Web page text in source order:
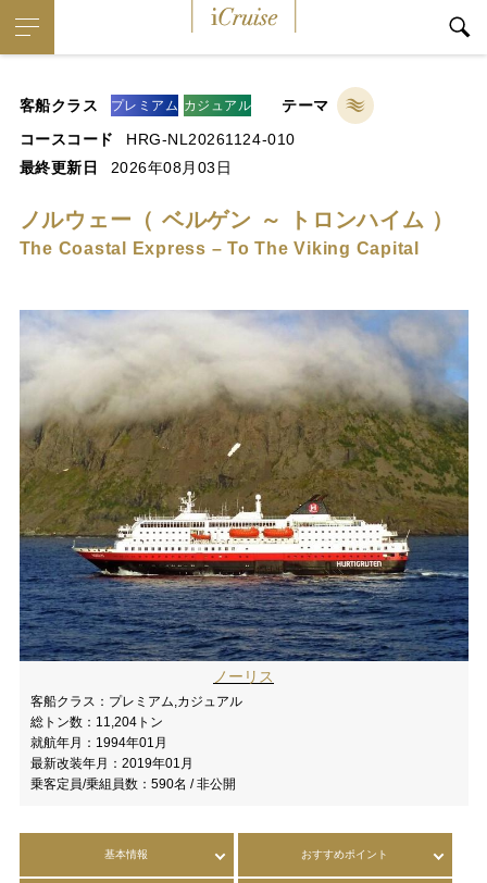
客船クラス プレミアム カジュアル
テーマ
コースコード
HRG-NL20261124-010
最終更新日
2026年08月03日
ノルウェー（ ベルゲン ～ トロンハイム ）
The Coastal Express – To The Viking Capital
ノーリス
客船クラス： プレミアム,カジュアル
総トン数： 11,204トン
就航年月： 1994年01月
最新改装年月： 2019年01月
乗客定員/乗組員数： 590名 / 非公開
基本情報 おすすめポイント